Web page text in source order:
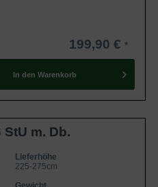
199,90 €
In den Warenkorb
StU m. Db.
Lieferhöhe
225-275cm